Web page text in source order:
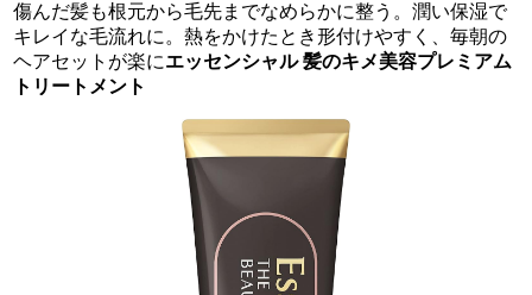
傷んだ髪も根元から毛先までなめらかに整う。潤い保湿で
キレイな毛流れに。熱をかけたとき形付けやすく、毎朝の
ヘアセットが楽にエッセンシャル 髪のキメ美容プレミアム
トリートメント